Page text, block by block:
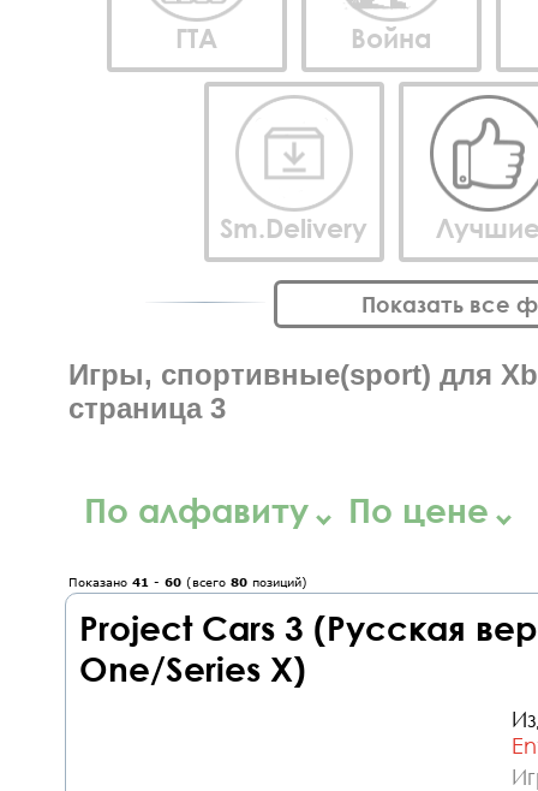
ГТА Война
Sm.Delivery
Показать все
Игры, спортивные(sport) для
страница 3
По алфавиту По цене
Показано 41 - 60 (всего 80 позиций)
Project Cars 3 (Русская
One/Series X)